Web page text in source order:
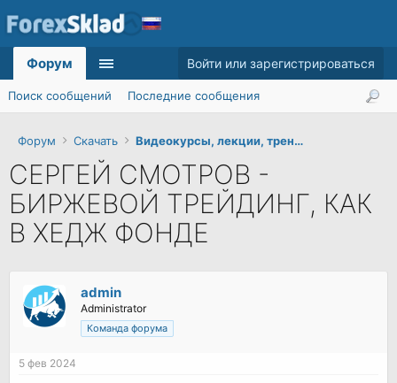
Форум Скачать Видеокурсы, лекции, тренинги
СЕРГЕЙ СМОТРОВ -
БИРЖЕВОЙ ТРЕЙДИНГ, КАК
В ХЕДЖ ФОНДЕ
admin
Administrator
Команда форума
5 фев 2024
Форум
Поиск сообщений Последние сообщения
Войти или зарегистрироваться